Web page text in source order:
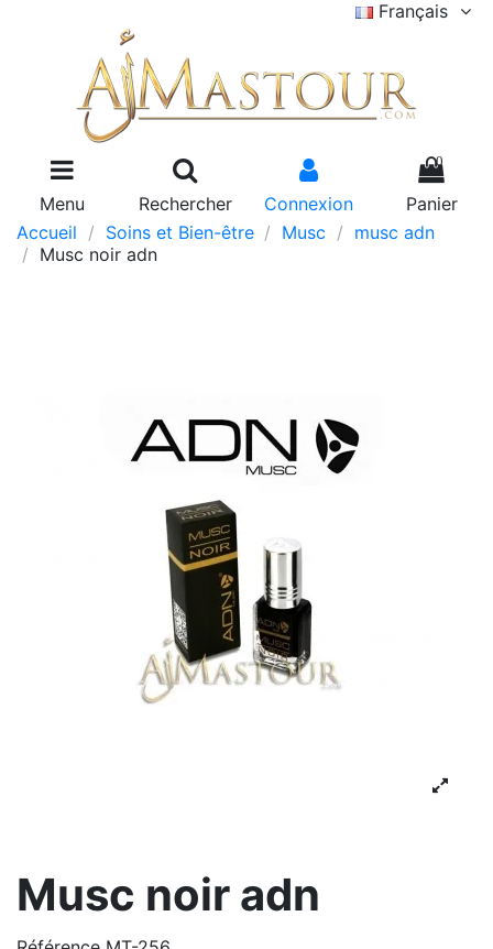
Français
Menu Rechercher Connexion
0
Panier
Accueil
Soins et Bien-être Musc
musc adn
Musc noir adn
Musc noir adn